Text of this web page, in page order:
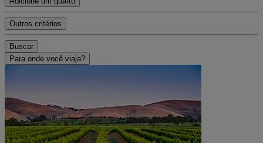
Outros critérios
Buscar
Para onde você viaja?